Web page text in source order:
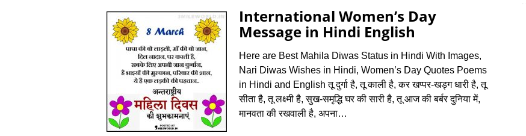
International Women’s Day
Message in Hindi English
Here are Best Mahila Diwas Status in Hindi With Images,
Nari Diwas Wishes in Hindi, Women’s Day Quotes Poems
in Hindi and English तू दुर्गा है, तू काली है, कर खप्पर-खड्ग धारी है, तू
सीता है, तू लक्ष्मी है, सुख-समृद्धि घर की सारी है, तू आज की बर्बर दुनिया में,
मानवता की रखवाली है, अपना…